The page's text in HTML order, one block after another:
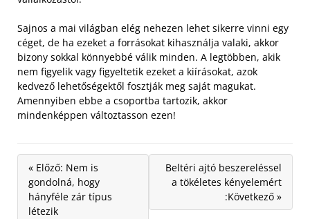
Sajnos a mai világban elég nehezen lehet sikerre vinni egy
céget, de ha ezeket a forrásokat kihasználja valaki, akkor
bizony sokkal könnyebbé válik minden. A legtöbben, akik
nem figyelik vagy figyeltetik ezeket a kiírásokat, azok
kedvező lehetőségektől fosztják meg saját magukat.
Amennyiben ebbe a csoportba tartozik, akkor
mindenképpen változtasson ezen!
« Előző: Nem is
gondolná, hogy
hányféle zár típus
létezik
Beltéri ajtó beszereléssel
a tökéletes kényelemért
:Következő »